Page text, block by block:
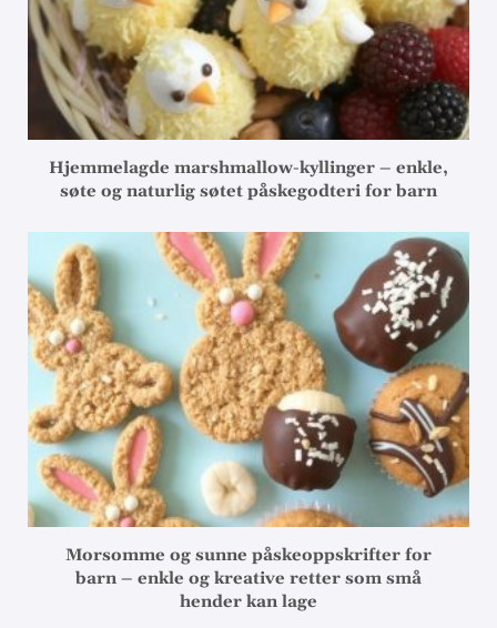
Hjemmelagde marshmallow-kyllinger – enkle,
søte og naturlig søtet påskegodteri for barn
Morsomme og sunne påskeoppskrifter for
barn – enkle og kreative retter som små
hender kan lage